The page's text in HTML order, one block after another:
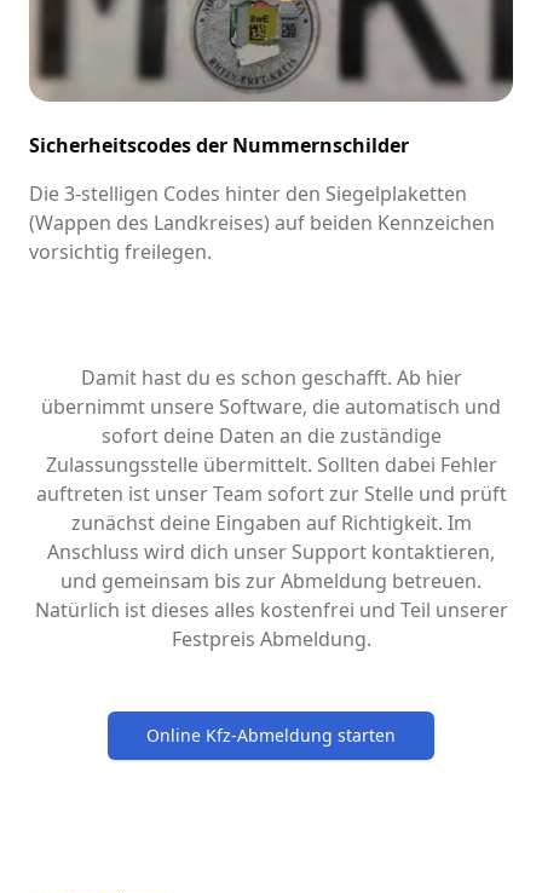
Sicherheitscodes der Nummernschilder
Die 3-stelligen Codes hinter den Siegelplaketten
(Wappen des Landkreises) auf beiden Kennzeichen
vorsichtig freilegen.
Damit hast du es schon geschafft. Ab hier
übernimmt unsere Software, die automatisch und
sofort deine Daten an die zuständige
Zulassungsstelle übermittelt. Sollten dabei Fehler
auftreten ist unser Team sofort zur Stelle und prüft
zunächst deine Eingaben auf Richtigkeit. Im
Anschluss wird dich unser Support kontaktieren,
und gemeinsam bis zur Abmeldung betreuen.
Natürlich ist dieses alles kostenfrei und Teil unserer
Festpreis Abmeldung.
Online Kfz-Abmeldung starten